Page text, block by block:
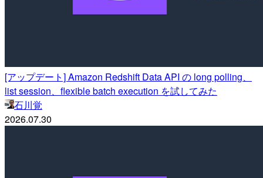
[アップデート] Amazon Redshift Data API の long polling、
list session、flexible batch execution を試してみた
石川覚
2026.07.30